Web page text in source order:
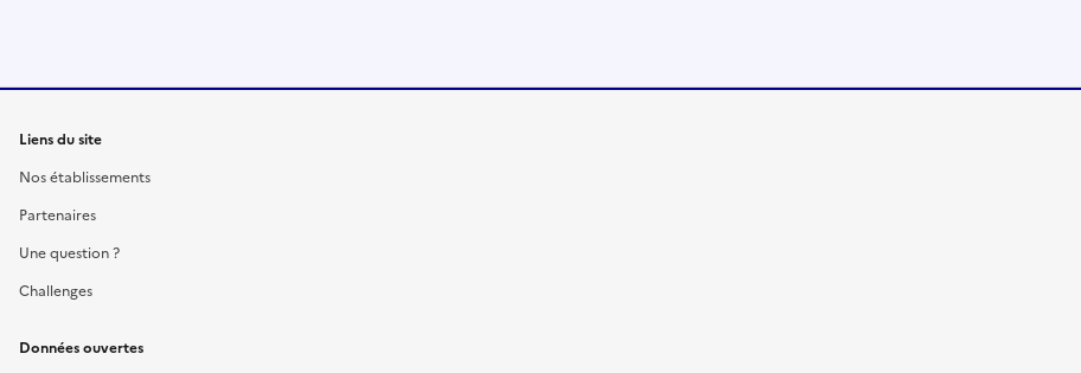
Liens du site
Nos établissements
Partenaires
Une question ?
Challenges
Données ouvertes